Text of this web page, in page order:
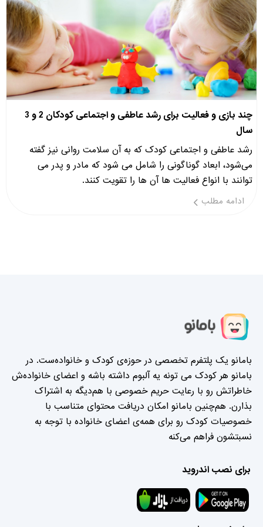
چند بازی و فعالیت برای رشد عاطفی و اجتماعی کودکان 2 و 3
سال
رشد عاطفی و اجتماعی کودک که به آن سلامت روانی نیز گفته
می‌شود، ابعاد گوناگونی را شامل می شود که مادر و پدر می
توانند با انواع فعالیت ها آن ها را تقویت کنند.
ادامه مطلب
بامانو یک پلتفرم تخصصی در حوزه‌ی کودک و خانواده‌ست. در
بامانو هر کودک می تونه یه آلبوم داشته باشه و اعضای خانواده‌ش
خاطراتش رو با رعایت حریم خصوصی با هم‌دیگه به اشتراک
بذارن. هم‌چنین بامانو امکان دریافت محتوای متناسب با
خصوصیات کودک رو برای همه‌ی اعضای خانواده با توجه به
نسبتشون فراهم می‌کنه
برای نصب اندروید